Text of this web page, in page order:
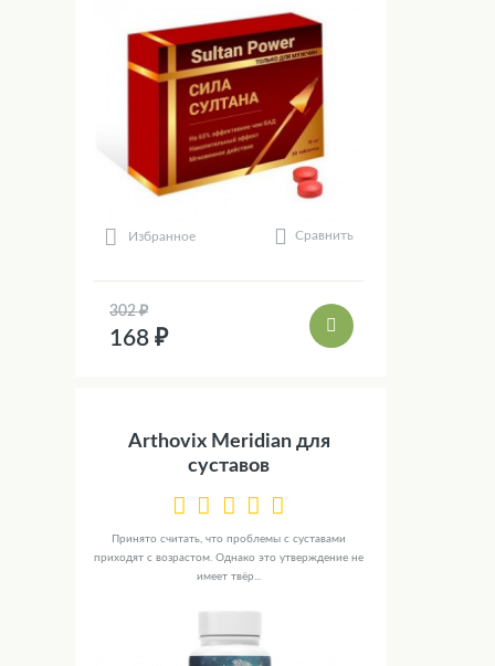
Избранное Сравнить
302 ₽
168 ₽
Arthovix Meridian для
суставов
Принято считать, что проблемы с суставами
приходят с возрастом. Однако это утверждение не
имеет твёр...